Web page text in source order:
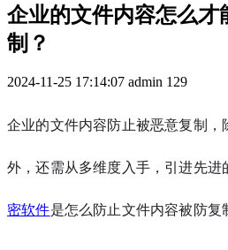
企业的文件内容怎么才
制？
2024-11-25 17:14:07 admin 129
企业的文件内容防止被恶意复制，
外，还需从多维度入手，引进先进
密软件是怎么防止文件内容被防复